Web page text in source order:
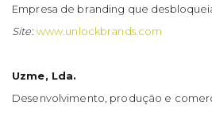
Empresa de branding que
Site: www.unlockbrands.com
Uzme, Lda.
Desenvolvimento, produção e